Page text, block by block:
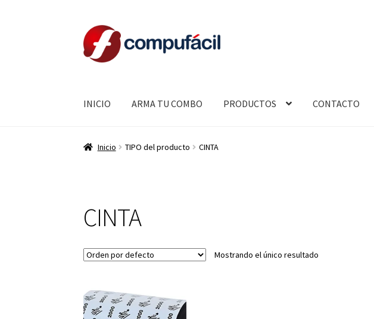
Ir
a
la
Ir
al
contenido
INICIO ARMA TU COMBO PRODUCTOS CONTACTO
Inicio TIPO del producto CINTA
CINTA
Mostrando el único resultado